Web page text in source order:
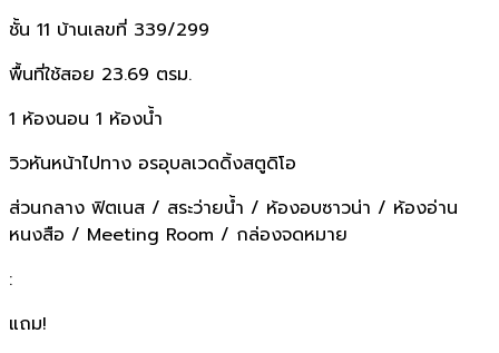
ชั้น 11 บ้านเลขที่ 339/299
พื้นที่ใช้สอย 23.69 ตรม.
1 ห้องนอน 1 ห้องน้ำ
วิวหันหน้าไปทาง อรอุบลเวดดิ้งสตูดิโอ
ส่วนกลาง ฟิตเนส / สระว่ายน้ำ / ห้องอบซาวน่า / ห้องอ่าน
หนงสือ / Meeting Room / กล่องจดหมาย
:
แถม!